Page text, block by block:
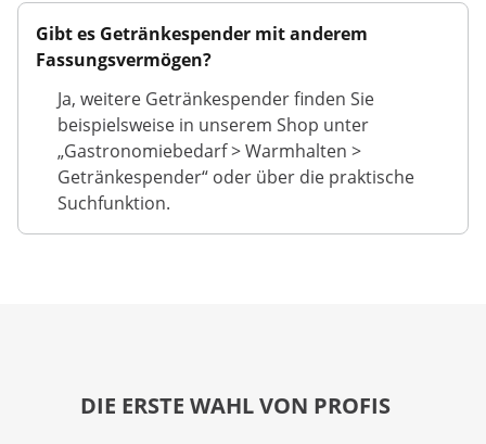
Gibt es Getränkespender mit anderem
Fassungsvermögen?
Ja, weitere Getränkespender finden Sie
beispielsweise in unserem Shop unter
„Gastronomiebedarf > Warmhalten >
Getränkespender“ oder über die praktische
Suchfunktion.
DIE ERSTE WAHL VON PROFIS